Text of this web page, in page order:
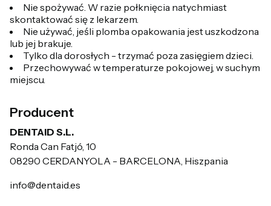
Nie spożywać. W razie połknięcia natychmiast
skontaktować się z lekarzem.
Nie używać, jeśli plomba opakowania jest uszkodzona
lub jej brakuje.
Tylko dla dorosłych - trzymać poza zasięgiem dzieci.
Przechowywać w temperaturze pokojowej, w suchym
miejscu.
Producent
DENTAID S.L.
Ronda Can Fatjó, 10
08290 CERDANYOLA - BARCELONA, Hiszpania
info@dentaid.es